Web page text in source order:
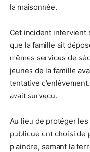
la maisonnée.
Cet incident intervient
que la famille ait
mêmes services de
jeunes de la famille
tentative
avait survécu.
Au lieu de protéger
publique ont choisi de
plaindre, semant la